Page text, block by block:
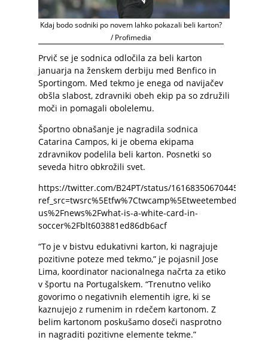
Kdaj bodo sodniki po novem lahko pokazali beli karton?
/ Profimedia
Prvič se je sodnica odločila za beli karton
januarja na ženskem derbiju med Benfico in
Sportingom. Med tekmo je enega od navijačev
obšla slabost, zdravniki obeh ekip pa so združili
moči in pomagali obolelemu.
Športno obnašanje je nagradila sodnica
Catarina Campos, ki je obema ekipama
zdravnikov podelila beli karton. Posnetki so
seveda hitro obkrožili svet.
https://twitter.com/B24PT/status/1616835067044577280?
us%2Fnews%2Fwhat-is-a-white-card-in-
soccer%2Fblt603881ed86db6acf
“To je v bistvu edukativni karton, ki nagrajuje
pozitivne poteze med tekmo,” je pojasnil Jose
Lima, koordinator nacionalnega načrta za etiko
v športu na Portugalskem. “Trenutno veliko
govorimo o negativnih elementih igre, ki se
kaznujejo z rumenim in rdečem kartonom. Z
belim kartonom poskušamo doseči nasprotno
in nagraditi pozitivne elemente tekme.”